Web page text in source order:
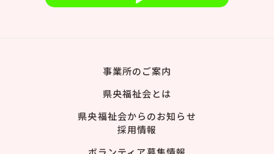
事業所のご案内
県央福祉会とは
県央福祉会からのお知らせ
採用情報